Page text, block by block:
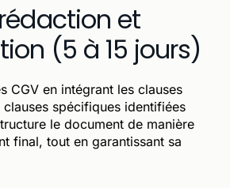
et
(5 à 15 jours)
CGV en intégrant les clauses
spécifiques identifiées
le document de manière
final, tout en garantissant sa